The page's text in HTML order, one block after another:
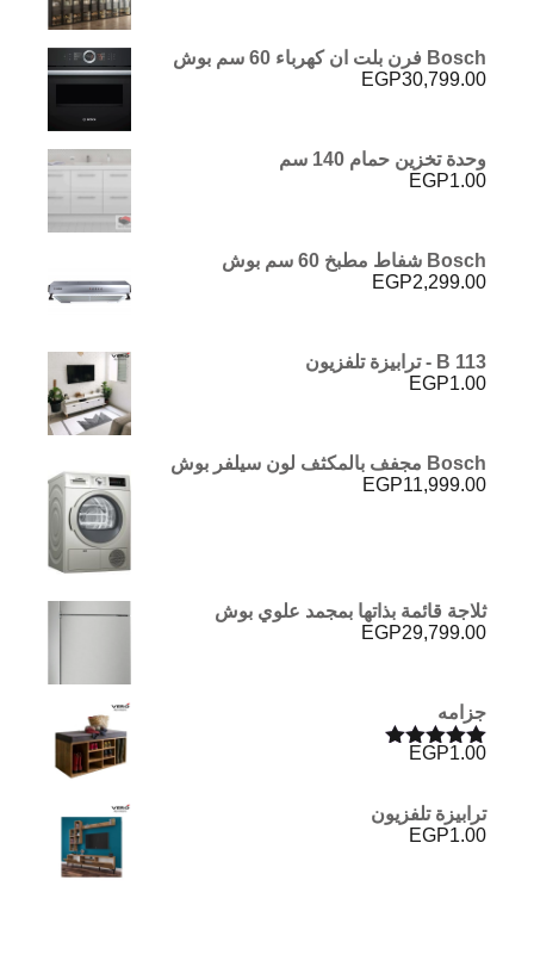
Bosch فرن بلت ان كهرباء 60 سم بوش
EGP30,799.00
وحدة تخزين حمام 140 سم
EGP1.00
Bosch شفاط مطبخ 60 سم بوش
EGP2,299.00
B 113 - ترابيزة تلفزيون
EGP1.00
Bosch مجفف بالمكثف لون سيلفر بوش
EGP11,999.00
ثلاجة قائمة بذاتها بمجمد علوي بوش
EGP29,799.00
جزامه
تم التقييم
EGP1.00
ترابيزة تلفزيون
EGP1.00